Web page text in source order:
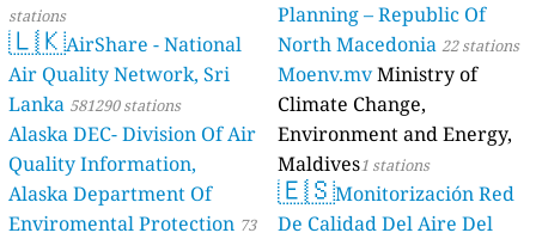
stations
🇱🇰AirShare - National
Air Quality Network, Sri
Lanka 581290 stations
Alaska DEC- Division Of Air
Quality Information,
Alaska Department Of
Enviromental Protection 73
Planning – Republic Of
North Macedonia 22 stations
Moenv.mvMinistry of
Climate Change,
Environment and Energy,
Maldives1 stations
🇪🇸Monitorización Red
De Calidad Del Aire Del